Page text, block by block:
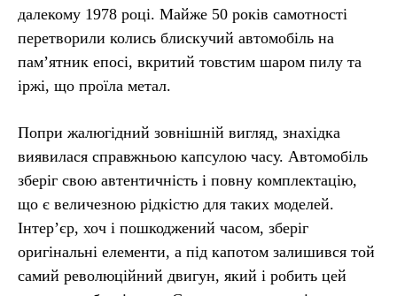
далекому 1978 році. Майже 50 років самотності
перетворили колись блискучий автомобіль на
пам’ятник епосі, вкритий товстим шаром пилу та
іржі, що проїла метал.
Попри жалюгідний зовнішній вигляд, знахідка
виявилася справжньою капсулою часу. Автомобіль
зберіг свою автентичність і повну комплектацію,
що є величезною рідкістю для таких моделей.
Інтер’єр, хоч і пошкоджений часом, зберіг
оригінальні елементи, а під капотом залишився той
самий революційний двигун, який і робить цей